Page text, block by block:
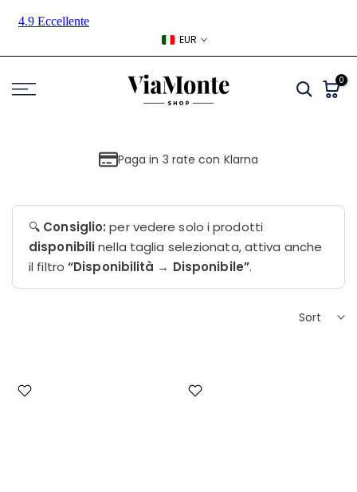
Skip
EUR
0
Paga in 3 rate con Klarna
🔍 Consiglio: per vedere solo i prodotti
disponibilinella taglia selezionata, attiva anche
il filtro “Disponibilità → Disponibile”.
Sort